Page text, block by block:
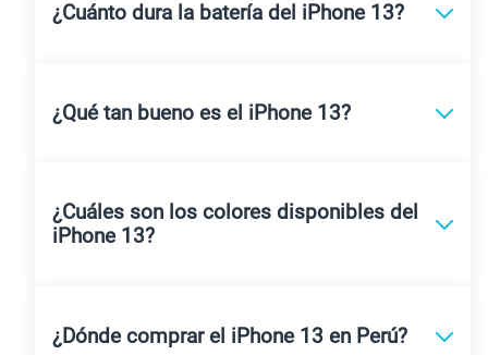
¿Cuánto dura la batería del iPhone 13?
¿Qué tan bueno es el iPhone 13?
¿Cuáles son los colores disponibles del
iPhone 13?
¿Dónde comprar el iPhone 13 en Perú?